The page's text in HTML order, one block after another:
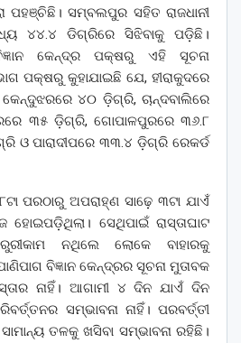
ପହଞ୍ଚିଛି। ସମ୍ବଲପୁର ସହିତ ରାଜଧାନୀ
୪୪.୪ ଡିଗ୍ରିରେ ସିଝିବାକୁ ପଡ଼ିଛି।
କେନ୍ଦ୍ର ପକ୍ଷରୁ ଏହି ସୂଚନା
ପକ୍ଷରୁ କୁହାଯାଇଛି ଯେ, ହୀରାକୁଦରେ
କେନ୍ଦୁଝରରେ ୪୦ ଡ଼ିଗ୍ରି, ଚାନ୍ଦବାଲିରେ
୩୫ ଡ଼ିଗ୍ରି, ଗୋପାଳପୁରରେ ୩୬.୮
ଓ ପାରାଦୀପରେ ୩୩.୪ ଡ଼ିଗ୍ରି ରେକର୍ଡ
ପରଠାରୁ ଅପରାହ୍ଣ ସାଢ଼େ ୩ଟା ଯାଏଁ
ହୋଇପଡ଼ିଥିଲା। ସେଥିପାଇଁ ରାସ୍ତାଘାଟ
ନଥିଲେ ଲୋକେ ବାହାରକୁ
ବିଜ୍ଞାନ କେନ୍ଦ୍ରର ସୂଚନା ମୁତାବକ
ନାହିଁ। ଆଗାମୀ ୪ ଦିନ ଯାଏଁ ଦିନ
ସମ୍ଭାବନା ନାହିଁ। ପରବର୍ତ୍ତୀ
ତଳକୁ ଖସିବା ସମ୍ଭାବନା ରହିଛି।